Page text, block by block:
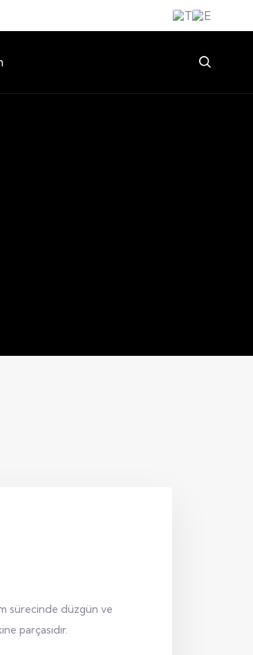
sürecinde düzgün ve
parçasıdır.